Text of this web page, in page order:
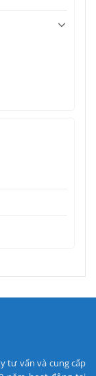
tư vấn và cung cấp